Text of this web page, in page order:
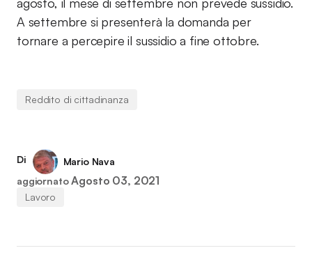
A settembre si presenterà la domanda per
tornare a percepire il sussidio a fine ottobre.
Reddito di cittadinanza
Di
Mario Nava
aggiornato Agosto 03, 2021
Lavoro